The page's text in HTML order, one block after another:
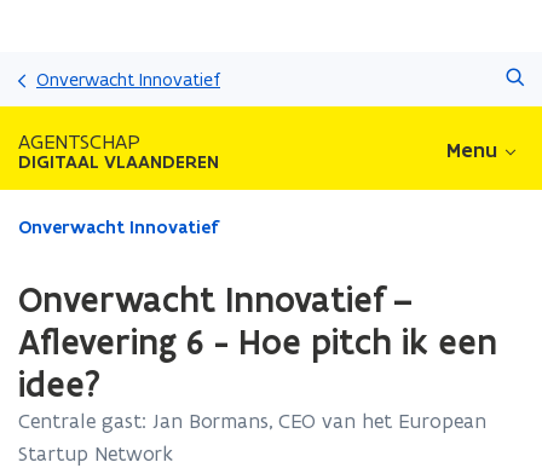
Onverwacht Innovatief
AGENTSCHAP
DIGITAAL VLAANDEREN Menu
Gedaan
bevindt
zich
op:
Onverwacht
Innovatief
Onverwacht Innovatief
Onverwacht Innovatief –
Aflevering 6 - Hoe pitch ik een
idee?
Centrale gast: Jan Bormans, CEO van het European
Startup Network